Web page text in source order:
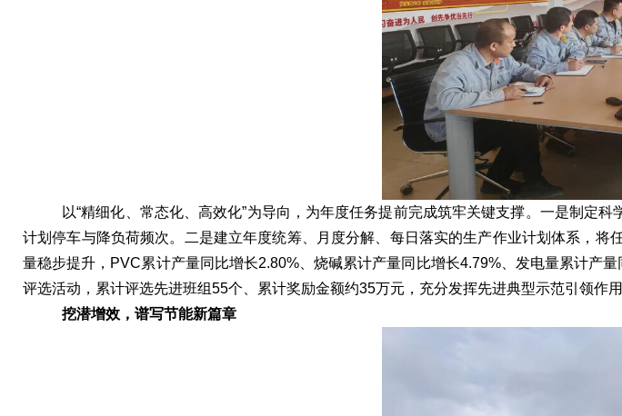
以“精细化、常态化、高效化”为导向，为年度任务提前完成筑牢关键支撑。一是制定
计划停车与降负荷频次。二是建立年度统筹、月度分解、每日落实的生产作业计划体系，
量稳步提升，PVC累计产量同比增长2.80%、烧碱累计产量同比增长4.79%、发电量累计产
评选活动，累计评选先进班组55个、累计奖励金额约35万元，充分发挥先进典型示范引领作用
挖潜增效，谱写节能新篇章